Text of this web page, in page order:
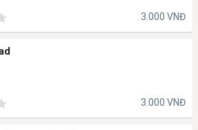
3.000 VNĐ
3.000 VNĐ